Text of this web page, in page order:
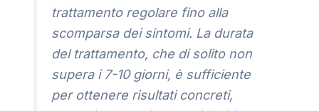
trattamento regolare fino alla
scomparsa dei sintomi. La durata
del trattamento, che di solito non
supera i 7-10 giorni, è sufficiente
per ottenere risultati concreti,